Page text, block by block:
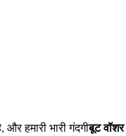
हमारी भारी गंदगीबूट वॉशर